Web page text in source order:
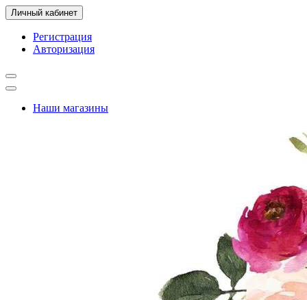
Личный кабинет
Регистрация
Авторизация
Наши магазины